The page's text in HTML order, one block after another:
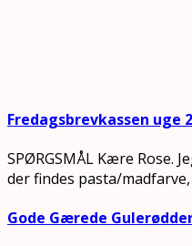
Fredagsbrevkassen uge
SPØRGSMÅL Kære Rose.
der findes pasta/
Gode Gærede